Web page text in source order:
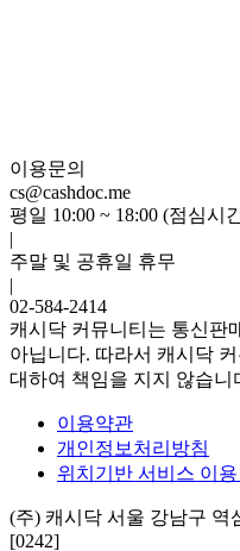
이용문의
cs@cashdoc.me
평일 10:00 ~ 18:00 (점심시
|
주말 및 공휴일 휴무
|
02-584-2414
캐시닥 커뮤니티는 통신판
아닙니다. 따라서 캐시닥
대하여 책임을 지지 않습니
이용약관
개인정보처리방침
위치기반 서비스 이
(주) 캐시닥 서울 강남구 역
[0242]